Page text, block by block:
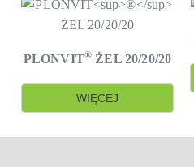
PLONVIT® ŻEL 20/20/20
WIĘCEJ